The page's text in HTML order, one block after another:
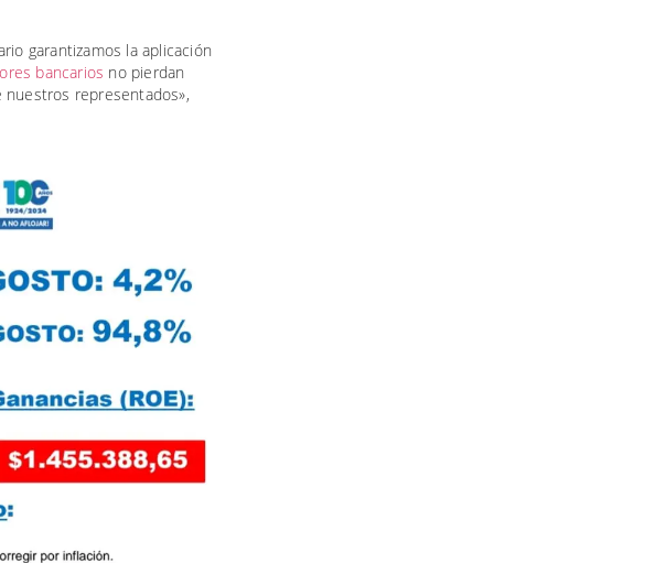
garantizamos la aplicación
bancarios no pierdan
nuestros representados»,